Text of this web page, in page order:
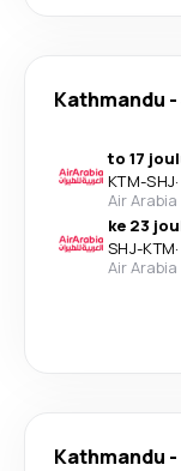
Kathmandu -
to 17
KTM-SHJ·
Air Arabia
ke 23
SHJ-KTM·
Air Arabia
Kathmandu -